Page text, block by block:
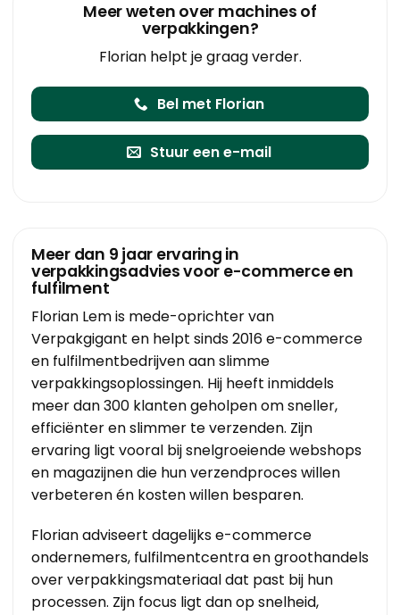
Meer weten over machines of
verpakkingen?
Florian helpt je graag verder.
Bel met Florian
Stuur een e-mail
Meer dan 9 jaar ervaring in
verpakkingsadvies voor e-commerce en
fulfilment
Florian Lem is mede-oprichter van
Verpakgigant en helpt sinds 2016 e-commerce
en fulfilmentbedrijven aan slimme
verpakkingsoplossingen. Hij heeft inmiddels
meer dan 300 klanten geholpen om sneller,
efficiënter en slimmer te verzenden. Zijn
ervaring ligt vooral bij snelgroeiende webshops
en magazijnen die hun verzendproces willen
verbeteren én kosten willen besparen.
Florian adviseert dagelijks e-commerce
ondernemers, fulfilmentcentra en groothandels
over verpakkingsmateriaal dat past bij hun
processen. Zijn focus ligt dan op snelheid,